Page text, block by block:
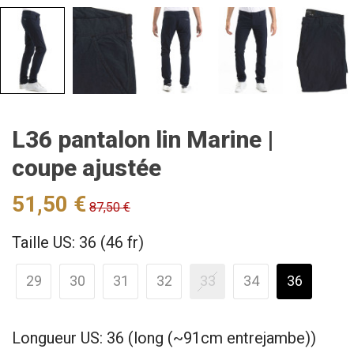
L36 pantalon lin Marine |
coupe ajustée
51,50 € 87,50 €
Taille US: 36 (46 fr)
29 30 31 32 33 34 36
Longueur US: 36 (long (~91cm entrejambe))